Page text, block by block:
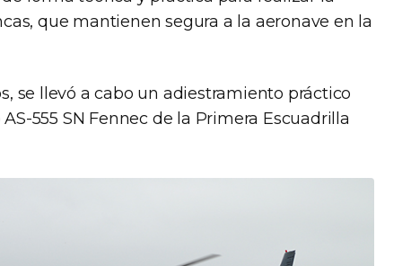
que mantienen segura a la aeronave en la
se llevó a cabo un adiestramiento práctico
555 SN Fennec de la Primera Escuadrilla